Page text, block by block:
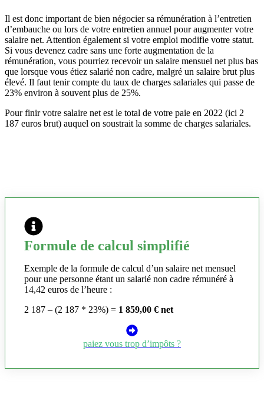
Il est donc important de bien négocier sa rémunération à l’entretien
d’embauche ou lors de votre entretien annuel pour augmenter votre
salaire net. Attention également si votre emploi modifie votre statut.
Si vous devenez cadre sans une forte augmentation de la
rémunération, vous pourriez recevoir un salaire mensuel net plus bas
que lorsque vous étiez salarié non cadre, malgré un salaire brut plus
élevé. Il faut tenir compte du taux de charges salariales qui passe de
23% environ à souvent plus de 25%.
Pour finir votre salaire net est le total de votre paie en 2022 (ici 2
187 euros brut) auquel on soustrait la somme de charges salariales.
Formule de calcul simplifié
Exemple de la formule de calcul d’un salaire net mensuel
pour une personne étant un salarié non cadre rémunéré à
14,42 euros de l’heure :
2 187 – (2 187 * 23%) = 1 859,00 € net
paiez vous trop d’impôts ?